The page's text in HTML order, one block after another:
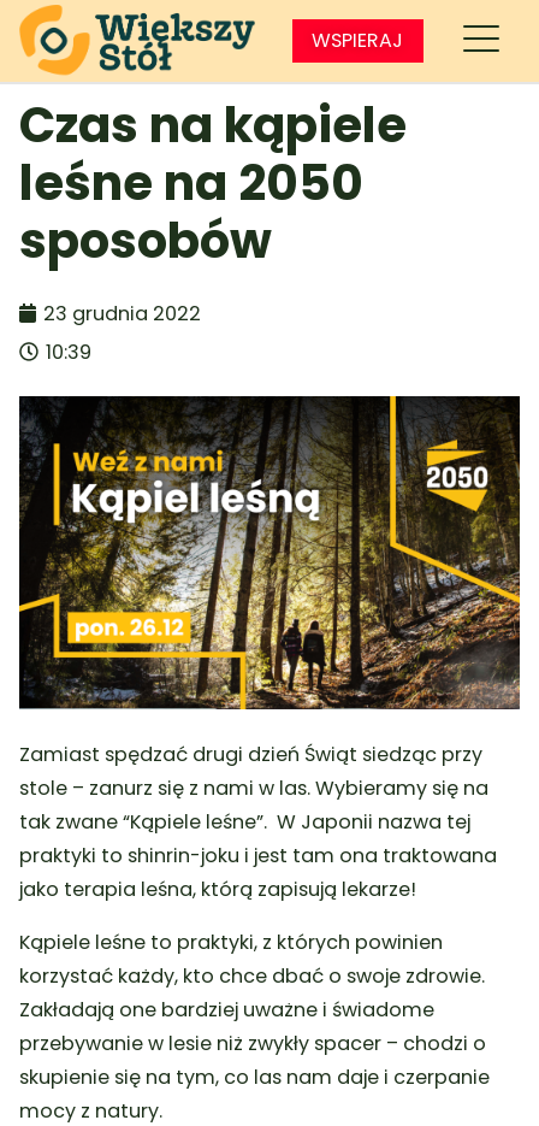
WSPIERAJ
Czas na kąpiele
leśne na 2050
sposobów
23 grudnia 2022
10:39
Zamiast spędzać drugi dzień Świąt siedząc przy
stole – zanurz się z nami w las. Wybieramy się na
tak zwane “Kąpiele leśne”. W Japonii nazwa tej
praktyki to shinrin-joku i jest tam ona traktowana
jako terapia leśna, którą zapisują lekarze!
Kąpiele leśne to praktyki, z których powinien
korzystać każdy, kto chce dbać o swoje zdrowie.
Zakładają one bardziej uważne i świadome
przebywanie w lesie niż zwykły spacer – chodzi o
skupienie się na tym, co las nam daje i czerpanie
mocy z natury.